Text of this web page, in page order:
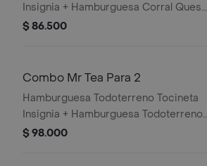
Insignia + Hamburguesa Corral Queso
+ 2 papas grandes + 2 bebidas
$ 86.500
Combo Mr Tea Para 2
Hamburguesa Todoterreno Tocineta
Insignia + Hamburguesa Todoterreno
Callejera + 2 papas grandes + 2 Mr
$ 98.000